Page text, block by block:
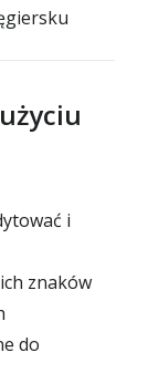
i
znaków
do